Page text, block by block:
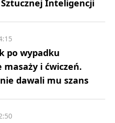
Inteligencji
po wypadku
i ćwiczeń.
dawali mu szans